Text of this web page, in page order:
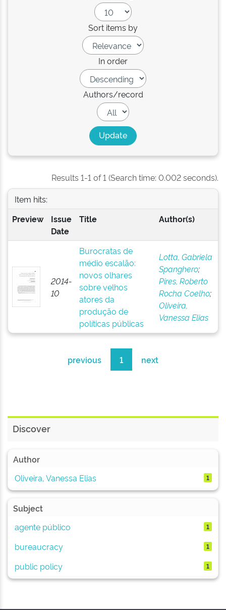
Sort items by
In order
Authors/record
Results 1-1 of 1 (Search time: 0.002 seconds).
Item hits:
Preview
Issue
Date
Title Author(s)
2014-
10
Burocratas de
médio escalão:
novos olhares
sobre velhos
atores da
produção de
políticas públicas
Lotta, Gabriela
Spanghero;
Pires, Roberto
Rocha Coelho;
Oliveira,
Vanessa Elias
previous 1 next
Discover
Author
Oliveira, Vanessa Elias
1
Subject
agente público
1
bureaucracy 1
public policy 1